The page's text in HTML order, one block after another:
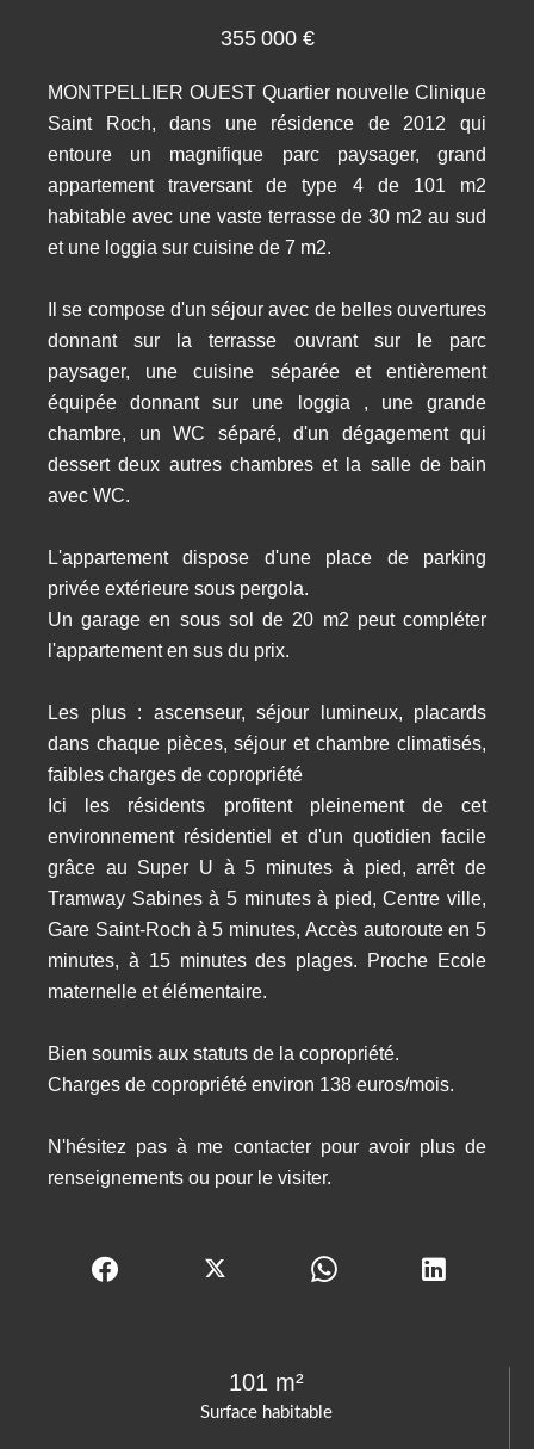
Surface habitable
101 m²
355 000 €
MONTPELLIER OUEST Quartier nouvelle Clinique
Saint Roch, dans une résidence de 2012 qui
entoure un magnifique parc paysager, grand
appartement traversant de type 4 de 101 m2
habitable avec une vaste terrasse de 30 m2 au sud
et une loggia sur cuisine de 7 m2.
Il se compose d'un séjour avec de belles ouvertures
donnant sur la terrasse ouvrant sur le parc
paysager, une cuisine séparée et entièrement
équipée donnant sur une loggia , une grande
chambre, un WC séparé, d'un dégagement qui
dessert deux autres chambres et la salle de bain
avec WC.
L'appartement dispose d'une place de parking
privée extérieure sous pergola.
Un garage en sous sol de 20 m2 peut compléter
l'appartement en sus du prix.
Les plus : ascenseur, séjour lumineux, placards
dans chaque pièces, séjour et chambre climatisés,
faibles charges de copropriété
Ici les résidents profitent pleinement de cet
environnement résidentiel et d'un quotidien facile
grâce au Super U à 5 minutes à pied, arrêt de
Tramway Sabines à 5 minutes à pied, Centre ville,
Gare Saint-Roch à 5 minutes, Accès autoroute en 5
minutes, à 15 minutes des plages. Proche Ecole
maternelle et élémentaire.
Bien soumis aux statuts de la copropriété.
Charges de copropriété environ 138 euros/mois.
N'hésitez pas à me contacter pour avoir plus de
renseignements ou pour le visiter.